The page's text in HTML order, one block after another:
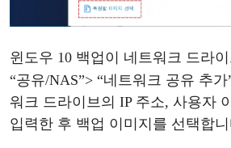
윈도우 10 백업이 네트워크 드라
“공유/NAS”> “네트워크 공유 추가
워크 드라이브의 IP 주소, 사용자
입력한 후 백업 이미지를 선택합